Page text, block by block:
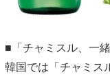
■「チャミスル、一
韓国では「チャミス